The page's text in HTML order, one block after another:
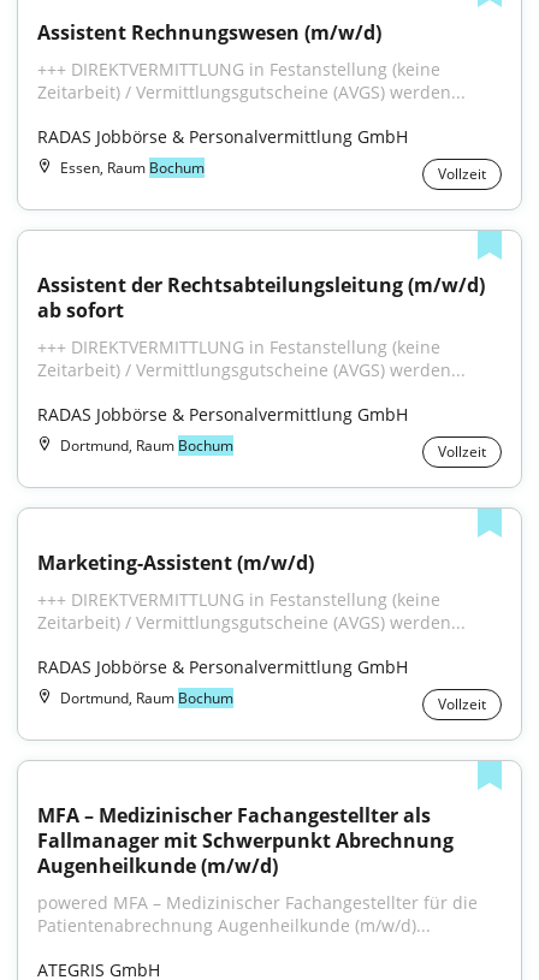
Assistent Rechnungswesen (m/w/d)
+++ DIREKTVERMITTLUNG in Festanstellung (keine
Zeitarbeit) / Vermittlungsgutscheine (AVGS) werden...
RADAS Jobbörse & Personalvermittlung GmbH
Essen, Raum Bochum Vollzeit
Assistent der Rechtsabteilungsleitung (m/w/d)
ab sofort
+++ DIREKTVERMITTLUNG in Festanstellung (keine
Zeitarbeit) / Vermittlungsgutscheine (AVGS) werden...
RADAS Jobbörse & Personalvermittlung GmbH
Dortmund, Raum Bochum Vollzeit
Marketing-Assistent (m/w/d)
+++ DIREKTVERMITTLUNG in Festanstellung (keine
Zeitarbeit) / Vermittlungsgutscheine (AVGS) werden...
RADAS Jobbörse & Personalvermittlung GmbH
Dortmund, Raum Bochum Vollzeit
MFA – Medizinischer Fachangestellter als
Fallmanager mit Schwerpunkt Abrechnung
Augenheilkunde (m/w/d)
powered MFA – Medizinischer Fachangestellter für die
Patientenabrechnung Augenheilkunde (m/w/d)...
ATEGRIS GmbH